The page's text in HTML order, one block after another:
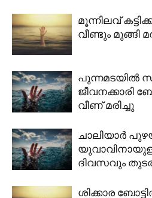
മൂന്നിലവ്
വീണ്ടും മുങ്ങി
പുന്നമടയിൽ
ജീവനക്കാരി
വീണ് മരിച്ചു
ചാലിയാർ
യുവാവിനായുള്ള
ദിവസവും
ശിക്കാര